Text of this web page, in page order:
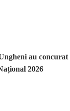
au concurat
2026